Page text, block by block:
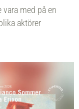
med på en
aktörer